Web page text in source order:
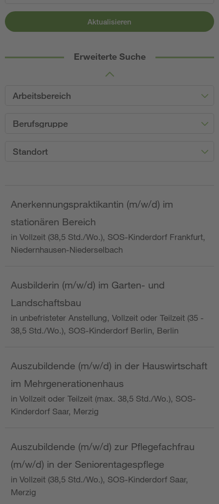
Aktualisieren
Erweiterte Suche
Arbeitsbereich
Berufsgruppe
Standort
Anerkennungspraktikantin (m/w/d) im
stationären Bereich
in Vollzeit (38,5 Std./Wo.), SOS-Kinderdorf Frankfurt,
Niedernhausen-Niederselbach
Ausbilderin (m/w/d) im Garten- und
Landschaftsbau
in unbefristeter Anstellung, Vollzeit oder Teilzeit (35 -
38,5 Std./Wo.), SOS-Kinderdorf Berlin, Berlin
Auszubildende (m/w/d) in der Hauswirtschaft
im Mehrgenerationenhaus
in Vollzeit oder Teilzeit (max. 38,5 Std./Wo.), SOS-
Kinderdorf Saar, Merzig
Auszubildende (m/w/d) zur Pflegefachfrau
(m/w/d) in der Seniorentagespflege
in Vollzeit (38,5 Std./Wo.), SOS-Kinderdorf Saar,
Merzig